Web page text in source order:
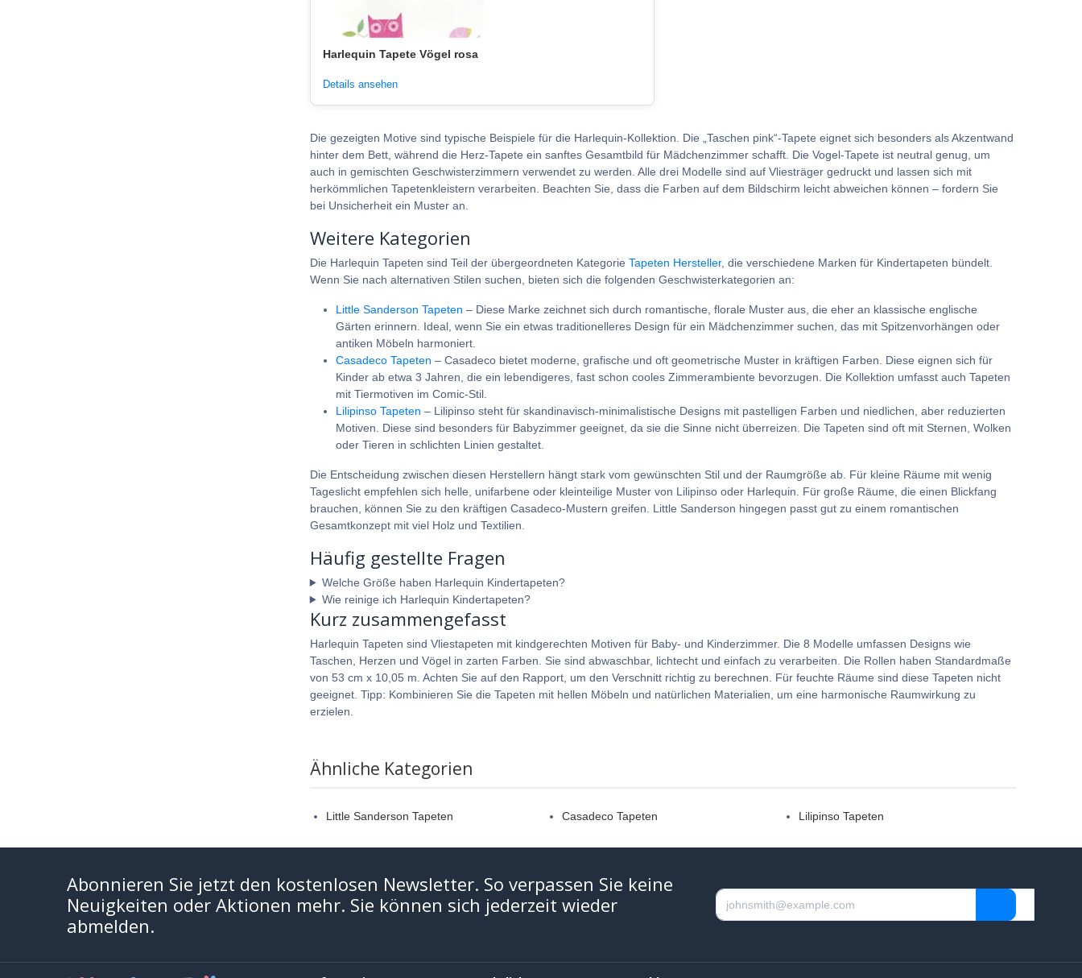
Harlequin Tapete Vögel rosa
Details ansehen
Die gezeigten Motive sind typische Beispiele für die Harlequin-Kollektion. Die „Taschen pink“-Tapete eignet sich besonders als Akzentwand
hinter dem Bett, während die Herz-Tapete ein sanftes Gesamtbild für Mädchenzimmer schafft. Die Vogel-Tapete ist neutral genug, um
auch in gemischten Geschwisterzimmern verwendet zu werden. Alle drei Modelle sind auf Vliesträger gedruckt und lassen sich mit
herkömmlichen Tapetenkleistern verarbeiten. Beachten Sie, dass die Farben auf dem Bildschirm leicht abweichen können – fordern Sie
bei Unsicherheit ein Muster an.
Weitere Kategorien
Die Harlequin Tapeten sind Teil der übergeordneten Kategorie Tapeten Hersteller, die verschiedene Marken für Kindertapeten bündelt.
Wenn Sie nach alternativen Stilen suchen, bieten sich die folgenden Geschwisterkategorien an:
Little Sanderson Tapeten – Diese Marke zeichnet sich durch romantische, florale Muster aus, die eher an klassische englische
Gärten erinnern. Ideal, wenn Sie ein etwas traditionelleres Design für ein Mädchenzimmer suchen, das mit Spitzenvorhängen oder
antiken Möbeln harmoniert.
Casadeco Tapeten – Casadeco bietet moderne, grafische und oft geometrische Muster in kräftigen Farben. Diese eignen sich für
Kinder ab etwa 3 Jahren, die ein lebendigeres, fast schon cooles Zimmerambiente bevorzugen. Die Kollektion umfasst auch Tapeten
mit Tiermotiven im Comic-Stil.
Lilipinso Tapeten – Lilipinso steht für skandinavisch-minimalistische Designs mit pastelligen Farben und niedlichen, aber reduzierten
Motiven. Diese sind besonders für Babyzimmer geeignet, da sie die Sinne nicht überreizen. Die Tapeten sind oft mit Sternen, Wolken
oder Tieren in schlichten Linien gestaltet.
Die Entscheidung zwischen diesen Herstellern hängt stark vom gewünschten Stil und der Raumgröße ab. Für kleine Räume mit wenig
Tageslicht empfehlen sich helle, unifarbene oder kleinteilige Muster von Lilipinso oder Harlequin. Für große Räume, die einen Blickfang
brauchen, können Sie zu den kräftigen Casadeco-Mustern greifen. Little Sanderson hingegen passt gut zu einem romantischen
Gesamtkonzept mit viel Holz und Textilien.
Häufig gestellte Fragen
Welche Größe haben Harlequin Kindertapeten?
Wie reinige ich Harlequin Kindertapeten?
Kurz zusammengefasst
Harlequin Tapeten sind Vliestapeten mit kindgerechten Motiven für Baby- und Kinderzimmer. Die 8 Modelle umfassen Designs wie
Taschen, Herzen und Vögel in zarten Farben. Sie sind abwaschbar, lichtecht und einfach zu verarbeiten. Die Rollen haben Standardmaße
von 53 cm x 10,05 m. Achten Sie auf den Rapport, um den Verschnitt richtig zu berechnen. Für feuchte Räume sind diese Tapeten nicht
geeignet. Tipp: Kombinieren Sie die Tapeten mit hellen Möbeln und natürlichen Materialien, um eine harmonische Raumwirkung zu
erzielen.
Ähnliche Kategorien
Little Sanderson Tapeten Casadeco Tapeten Lilipinso Tapeten
Abonnieren Sie jetzt den kostenlosen Newsletter. So verpassen Sie keine
Neuigkeiten oder Aktionen mehr. Sie können sich jederzeit wieder
abmelden.